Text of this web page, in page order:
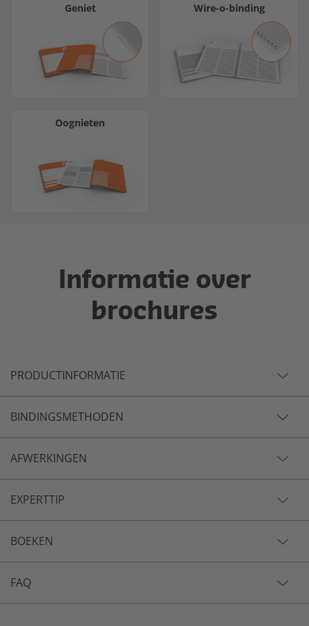
Geniet Wire-o-binding
Oognieten
Informatie over
brochures
PRODUCTINFORMATIE
BINDINGSMETHODEN
AFWERKINGEN
EXPERTTIP
BOEKEN
FAQ